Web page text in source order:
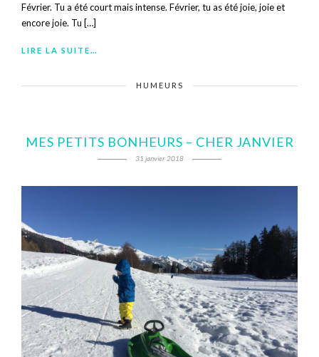
Février. Tu a été court mais intense. Février, tu as été joie, joie et
encore joie. Tu […]
LIRE LA SUITE…
HUMEURS
MES PETITS BONHEURS – CHER JANVIER
31 janvier 2018